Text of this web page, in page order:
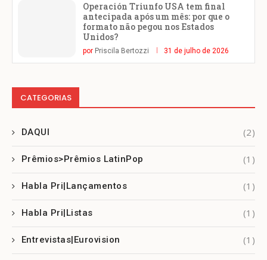
Operación Triunfo USA tem final
antecipada após um mês: por que o
formato não pegou nos Estados
Unidos?
por Priscila Bertozzi 31 de julho de 2026
CATEGORIAS
DAQUI (2)
Prêmios>Prêmios LatinPop (1)
Habla Pri|Lançamentos (1)
Habla Pri|Listas (1)
Entrevistas|Eurovision (1)